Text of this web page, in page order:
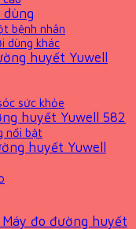
dùng
bệnh nhân
dùng khác
huyết Yuwell
sức khỏe
huyết Yuwell 582
nổi bật
huyết Yuwell
đo đường huyết